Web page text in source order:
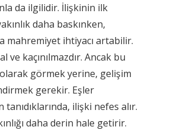
da ilgilidir. İlişkinin ilk
daha baskınken,
mahremiyet ihtiyacı artabilir.
ve kaçınılmazdır. Ancak bu
görmek yerine, gelişim
gerekir. Eşler
ilişki nefes alır.
daha derin hale getirir.